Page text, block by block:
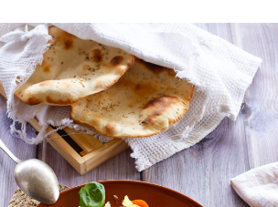
inventada , pero está inspirada
en un plato de ese restaurante.
Allí los rellenábamos de
chirriones y los seriamos con
risotto negro de tinta de sepia.
Ingredientes 4 tomates
redondos…